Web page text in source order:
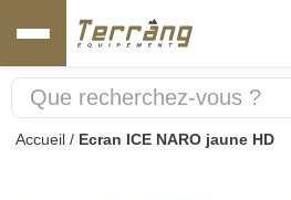
Accueil / Ecran ICE NARO jaune HD